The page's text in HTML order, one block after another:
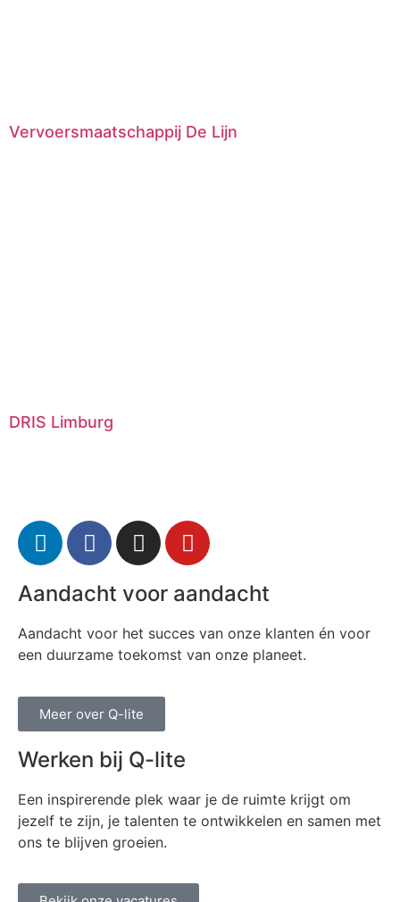
Vervoersmaatschappij De Lijn
DRIS Limburg
Aandacht voor aandacht
Aandacht voor het succes van onze klanten én voor
een duurzame toekomst van onze planeet.
Meer over Q-lite
Werken bij Q-lite
Een inspirerende plek waar je de ruimte krijgt om
jezelf te zijn, je talenten te ontwikkelen en samen met
ons te blijven groeien.